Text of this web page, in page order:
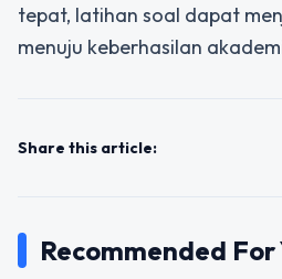
tepat, latihan soal dapat
menuju keberhasilan
Share this article:
Recommended For